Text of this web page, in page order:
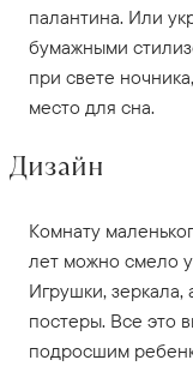
палантина. Или
бумажными
при свете
место для сна.
Дизайн
Комнату
лет можно смело
Игрушки, зеркала,
постеры. Все это
подросшим